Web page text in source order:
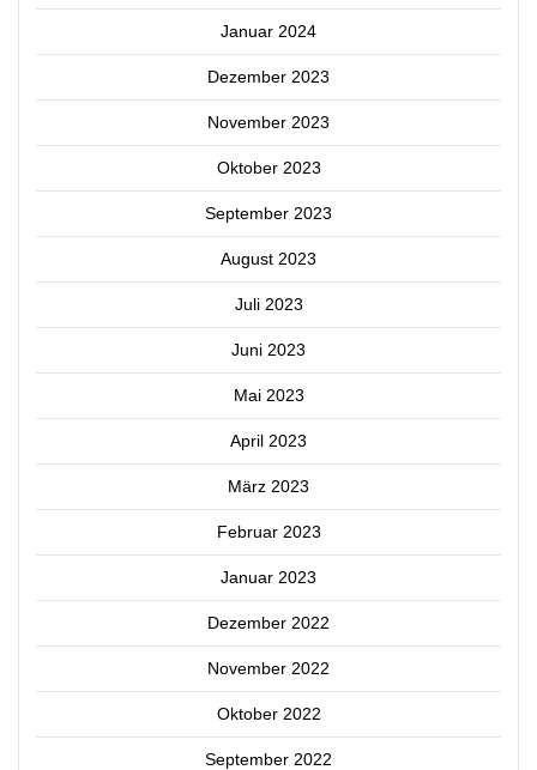
Januar 2024
Dezember 2023
November 2023
Oktober 2023
September 2023
August 2023
Juli 2023
Juni 2023
Mai 2023
April 2023
März 2023
Februar 2023
Januar 2023
Dezember 2022
November 2022
Oktober 2022
September 2022